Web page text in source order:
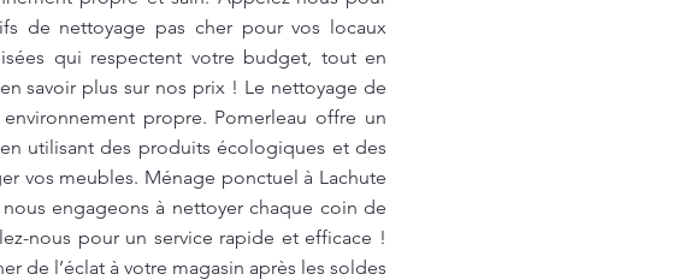
de nettoyage pas cher pour vos locaux
qui respectent votre budget, tout en
savoir plus sur nos prix ! Le nettoyage de
propre. Pomerleau offre un
utilisant des produits écologiques et des
vos meubles. Ménage ponctuel à Lachute
engageons à nettoyer chaque coin de
nous pour un service rapide et efficace !
de l’éclat à votre magasin après les soldes